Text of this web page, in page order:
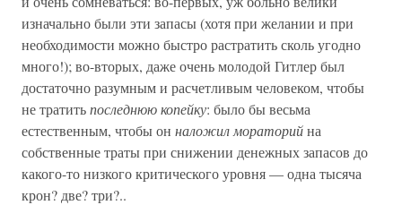
изначально были эти запасы (хотя при желании и при
необходимости можно быстро растратить сколь угодно
много!); во-вторых, даже очень молодой Гитлер был
достаточно разумным и расчетливым человеком, чтобы
не тратитьпоследнюю копейку: было бы весьма
естественным, чтобы он наложил мораторийна
собственные траты при снижении денежных запасов до
какого-то низкого критического уровня — одна тысяча
крон? две? три?..